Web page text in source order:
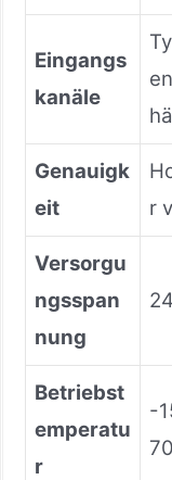
Eingangs
kanäle
Genauigk
eit
r
Versorgu
ngsspan
nung
Betriebst
emperatu
r
-